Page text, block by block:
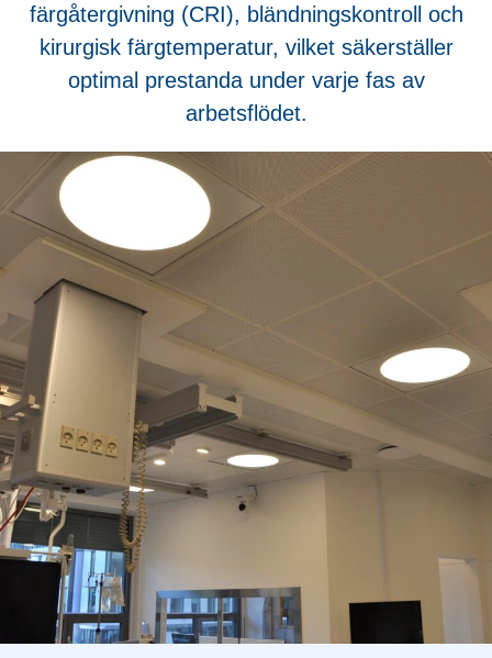
färgåtergivning (CRI), bländningskontroll och
kirurgisk färgtemperatur, vilket säkerställer
optimal prestanda under varje fas av
arbetsflödet.